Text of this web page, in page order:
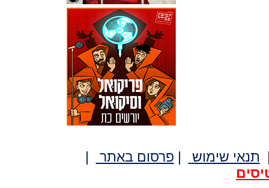
תנאי שימוש | פרסום באתר
|